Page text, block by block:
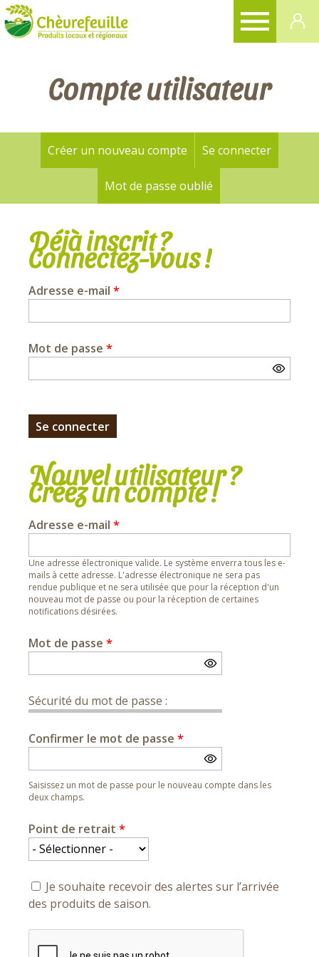
Compte utilisateur
Onglets
principaux
Créer un nouveau compte Se connecter(onglet
Mot de passe oublié
Déjà inscrit ?
Connectez-vous !
Adresse e-mail *
Mot de passe *
Nouvel utilisateur ?
Créez un compte !
Adresse e-mail *
Une adresse électronique valide. Le système enverra tous les e-
mails à cette adresse. L'adresse électronique ne sera pas
rendue publique et ne sera utilisée que pour la réception d'un
nouveau mot de passe ou pour la réception de certaines
notifications désirées.
Mot de passe *
Sécurité du mot de passe :
Confirmer le mot de passe *
Saisissez un mot de passe pour le nouveau compte dans les
deux champs.
Point de retrait *
Je souhaite recevoir des alertes sur l’arrivée
des produits de saison.